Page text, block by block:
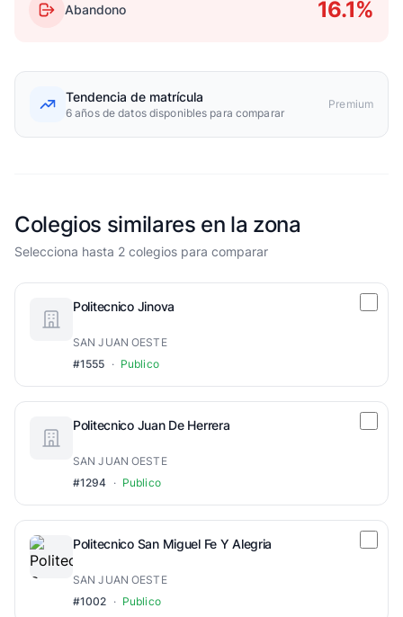
Abandono 16.1%
Tendencia de matrícula
6 años de datos disponibles para comparar
Premium
Colegios similares en la zona
Selecciona hasta 2 colegios para comparar
Politecnico Jinova
SAN JUAN OESTE
#1555 · Publico
Politecnico Juan De Herrera
SAN JUAN OESTE
#1294 · Publico
Politecnico San Miguel Fe Y Alegria
SAN JUAN OESTE
#1002 · Publico